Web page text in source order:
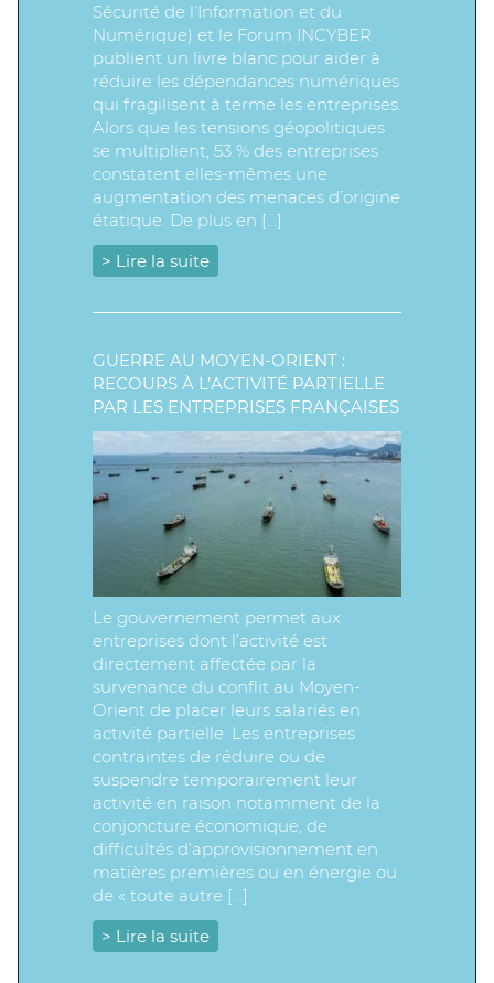
Sécurité de l’Information et du
Numérique) et le Forum INCYBER
publient un livre blanc pour aider à
réduire les dépendances numériques
qui fragilisent à terme les entreprises.
Alors que les tensions géopolitiques
se multiplient, 53 % des entreprises
constatent elles-mêmes une
augmentation des menaces d’origine
étatique. De plus en […]
> Lire la suite
GUERRE AU MOYEN-ORIENT :
RECOURS À L’ACTIVITÉ PARTIELLE
PAR LES ENTREPRISES FRANÇAISES
Le gouvernement permet aux
entreprises dont l’activité est
directement affectée par la
survenance du conflit au Moyen-
Orient de placer leurs salariés en
activité partielle. Les entreprises
contraintes de réduire ou de
suspendre temporairement leur
activité en raison notamment de la
conjoncture économique, de
difficultés d’approvisionnement en
matières premières ou en énergie ou
de « toute autre […]
> Lire la suite